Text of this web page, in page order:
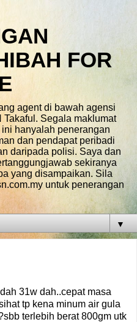
FOR
agent di bawah agensi
Segala maklumat
hanyalah penerangan
dan pendapat peribadi
daripada polisi. Saya dan
sekiranya
yang disampaikan. Sila
untuk penerangan
▼
31w dah..cepat masa
tp kena minum air gula
terlebih berat 800gm utk